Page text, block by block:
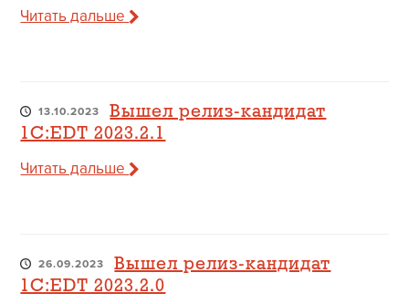
Читать дальше
13.10.2023
Вышел релиз-кандидат
1C:EDT 2023.2.1
Читать дальше
26.09.2023
Вышел релиз-кандидат
1C:EDT 2023.2.0